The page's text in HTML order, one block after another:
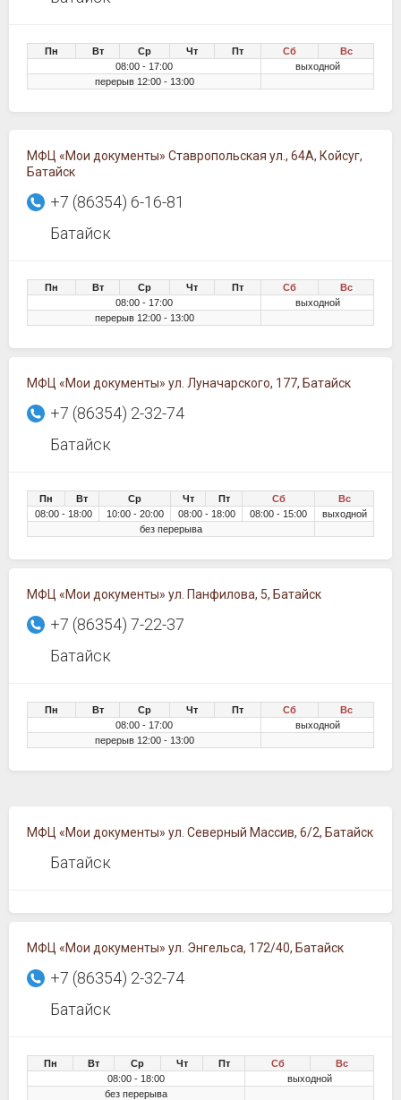
Пн Вт Ср Чт Пт Сб
Вс
08:00 - 17:00
выходной
перерыв 12:00 - 13:00
МФЦ «Мои документы» Ставропольская ул., 64А, Койсуг,
Батайск
+7 (86354) 6-16-81
Батайск
Пн Вт Ср Чт Пт Сб
Вс
08:00 - 17:00
выходной
перерыв 12:00 - 13:00
МФЦ «Мои документы» ул. Луначарского, 177, Батайск
+7 (86354) 2-32-74
Батайск
Пн Вт Ср Чт Пт Сб
Вс
08:00 - 18:00
10:00 - 20:00 08:00 - 18:00 08:00 - 15:00
выходной
без перерыва
МФЦ «Мои документы» ул. Панфилова, 5, Батайск
+7 (86354) 7-22-37
Батайск
Пн Вт Ср Чт Пт Сб
Вс
08:00 - 17:00
выходной
перерыв 12:00 - 13:00
МФЦ «Мои документы» ул. Северный Массив, 6/2, Батайск
Батайск
МФЦ «Мои документы» ул. Энгельса, 172/40, Батайск
+7 (86354) 2-32-74
Батайск
Пн Вт Ср Чт Пт Сб
Вс
08:00 - 18:00
выходной
без перерыва